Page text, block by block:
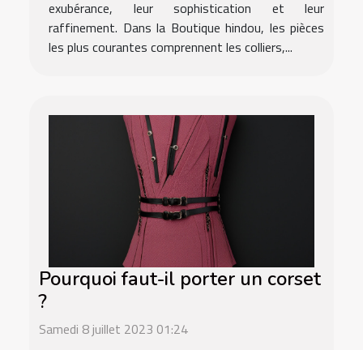
exubérance, leur sophistication et leur
raffinement. Dans la Boutique hindou, les pièces
les plus courantes comprennent les colliers,...
Pourquoi faut-il porter un corset
?
Samedi 8 juillet 2023 01:24